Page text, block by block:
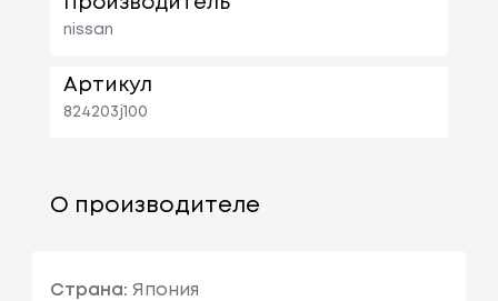
Производитель
nissan
Артикул
824203j100
О производителе
Страна: Япония